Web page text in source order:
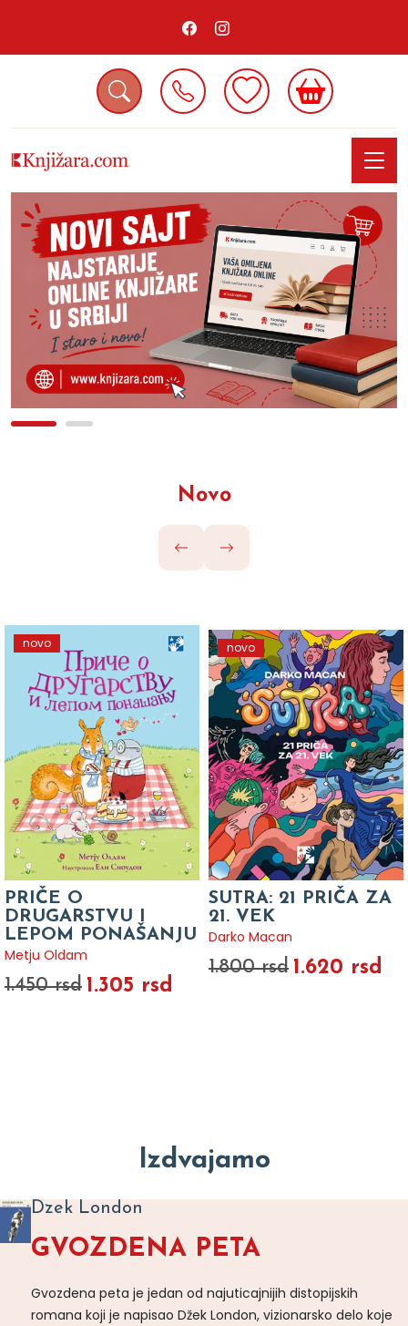
Novo
novo
PRIČE O
DRUGARSTVU I
LEPOM PONAŠANJU
Metju Oldam
1.450 rsd 1.305 rsd
novo
SUTRA: 21 PRIČA ZA
21. VEK
Darko Macan
1.800 rsd 1.620 rsd
Izdvajamo
Dzek London
GVOZDENA PETA
Gvozdena peta je jedan od najuticajnijih distopijskih
romana koji je napisao Džek London, vizionarsko delo koje